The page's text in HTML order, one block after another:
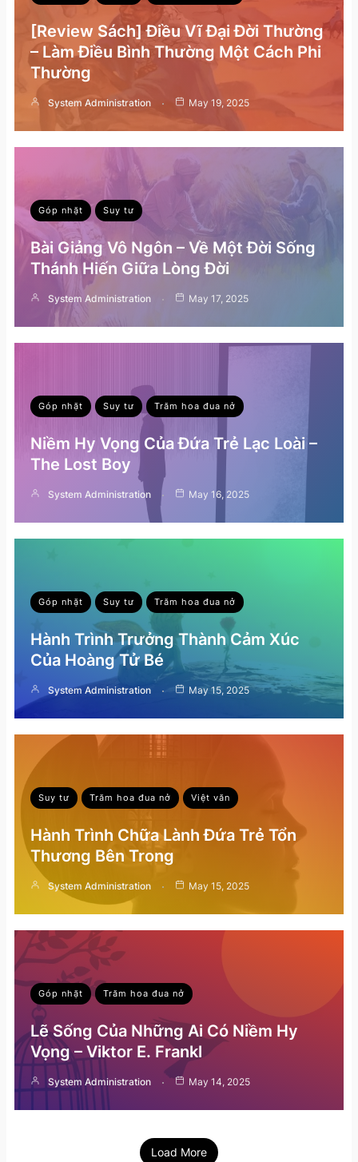
[Review Sách] Điều Vĩ Đại Đời Thường
– Làm Điều Bình Thường Một Cách Phi
Thường
System Administration May 19, 2025
Góp nhặt Suy tư
Bài Giảng Vô Ngôn – Về Một Đời Sống
Thánh Hiến Giữa Lòng Đời
System Administration May 17, 2025
Góp nhặt Suy tư Trăm hoa đua nở
Niềm Hy Vọng Của Đứa Trẻ Lạc Loài –
The Lost Boy
System Administration May 16, 2025
Góp nhặt Suy tư Trăm hoa đua nở
Hành Trình Trưởng Thành Cảm Xúc
Của Hoàng Tử Bé
System Administration May 15, 2025
Suy tư Trăm hoa đua nở Việt văn
Hành Trình Chữa Lành Đứa Trẻ Tổn
Thương Bên Trong
System Administration May 15, 2025
Góp nhặt Trăm hoa đua nở
Lẽ Sống Của Những Ai Có Niềm Hy
Vọng – Viktor E. Frankl
System Administration May 14, 2025
Load More